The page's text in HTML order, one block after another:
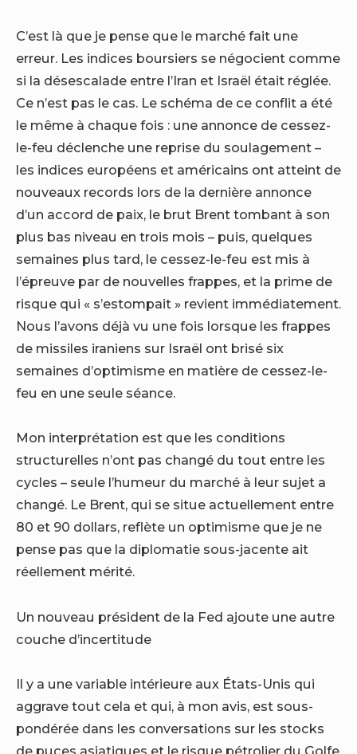
C’est là que je pense que le marché fait une
erreur. Les indices boursiers se négocient comme
si la désescalade entre l’Iran et Israël était réglée.
Ce n’est pas le cas. Le schéma de ce conflit a été
le même à chaque fois : une annonce de cessez-
le-feu déclenche une reprise du soulagement – ​​
les indices européens et américains ont atteint de
nouveaux records lors de la dernière annonce
d’un accord de paix, le brut Brent tombant à son
plus bas niveau en trois mois – puis, quelques
semaines plus tard, le cessez-le-feu est mis à
l’épreuve par de nouvelles frappes, et la prime de
risque qui « s’estompait » revient immédiatement.
Nous l’avons déjà vu une fois lorsque les frappes
de missiles iraniens sur Israël ont brisé six
semaines d’optimisme en matière de cessez-le-
feu en une seule séance.
Mon interprétation est que les conditions
structurelles n’ont pas changé du tout entre les
cycles – seule l’humeur du marché à leur sujet a
changé. Le Brent, qui se situe actuellement entre
80 et 90 dollars, reflète un optimisme que je ne
pense pas que la diplomatie sous-jacente ait
réellement mérité.
Un nouveau président de la Fed ajoute une autre
couche d’incertitude
Il y a une variable intérieure aux États-Unis qui
aggrave tout cela et qui, à mon avis, est sous-
pondérée dans les conversations sur les stocks
de puces asiatiques et le risque pétrolier du Golfe